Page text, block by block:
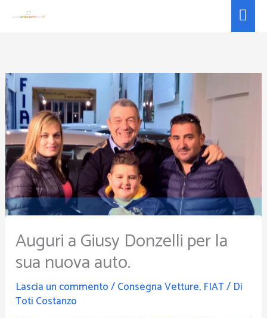
Auguri a Giusy Donzelli per la
sua nuova auto.
Lascia un commento/Consegna Vetture, FIAT/ Di
Toti Costanzo